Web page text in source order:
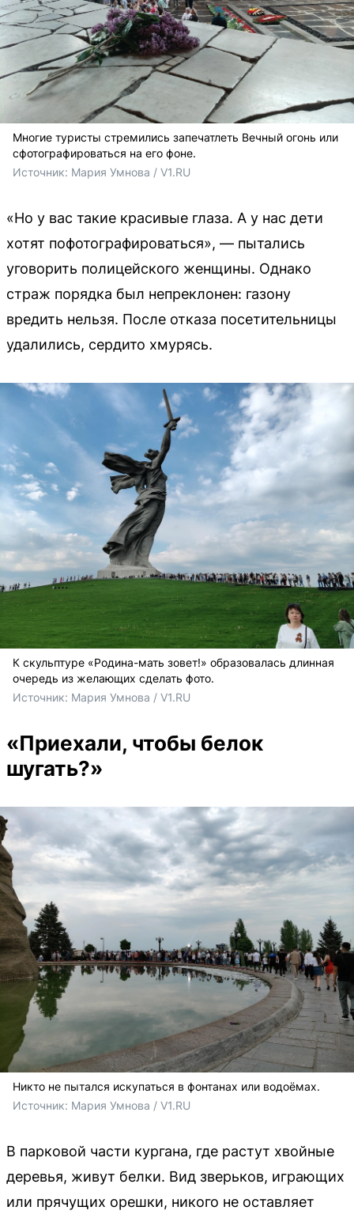
Многие туристы стремились запечатлеть Вечный огонь или
сфотографироваться на его фоне.
Источник: Мария Умнова / V1.RU
«Но у вас такие красивые глаза. А у нас дети
хотят пофотографироваться», — пытались
уговорить полицейского женщины. Однако
страж порядка был непреклонен: газону
вредить нельзя. После отказа посетительницы
удалились, сердито хмурясь.
К скульптуре «Родина-мать зовет!» образовалась длинная
очередь из желающих сделать фото.
Источник: Мария Умнова / V1.RU
«Приехали, чтобы белок
шугать?»
Никто не пытался искупаться в фонтанах или водоёмах.
Источник: Мария Умнова / V1.RU
В парковой части кургана, где растут хвойные
деревья, живут белки. Вид зверьков, играющих
или прячущих орешки, никого не оставляет